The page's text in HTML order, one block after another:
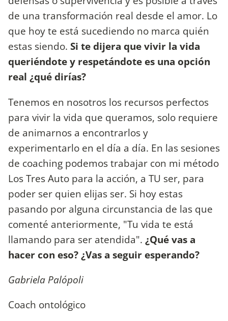
de una transformación real desde el amor. Lo
que hoy te está sucediendo no marca quién
estas siendo. Si te dijera que vivir la vida
queriéndote y respetándote es una opción
real ¿qué dirías?
Tenemos en nosotros los recursos perfectos
para vivir la vida que queramos, solo requiere
de animarnos a encontrarlos y
experimentarlo en el día a día. En las sesiones
de coaching podemos trabajar con mi método
Los Tres Auto para la acción, a TU ser, para
poder ser quien elijas ser. Si hoy estas
pasando por alguna circunstancia de las que
comenté anteriormente, "Tu vida te está
llamando para ser atendida". ¿Qué vas a
hacer con eso? ¿Vas a seguir esperando?
Gabriela Palópoli
Coach ontológico